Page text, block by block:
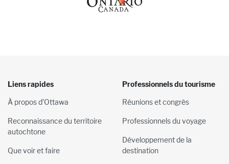
Liens rapides
À propos d’Ottawa
Reconnaissance du territoire
autochtone
Que voir et faire
Professionnels du tourisme
Réunions et congrès
Professionnels du voyage
Développement de la
destination